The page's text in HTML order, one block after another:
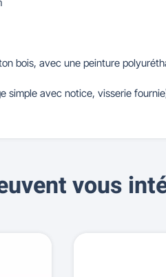
bois, avec une peinture
simple avec notice, visserie
vous